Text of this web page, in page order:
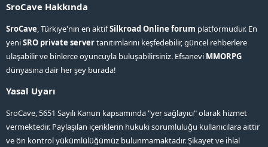
SroCave Hakkında
SroCave, Türkiye'nin en aktifSilkroad Online forum platformudur. En
yeniSRO private servertanıtımlarını keşfedebilir, güncel rehberlere
ulaşabilir ve binlerce oyuncuyla buluşabilirsiniz. Efsanevi MMORPG
dünyasına dair her şey burada!
Yasal Uyarı
SroCave, 5651 Sayılı Kanun kapsamında "yer sağlayıcı" olarak hizmet
vermektedir. Paylaşılan içeriklerin hukuki sorumluluğu kullanıcılara aittir
ve ön kontrol yükümlülüğümüz bulunmamaktadır. Şikayet ve ihlal